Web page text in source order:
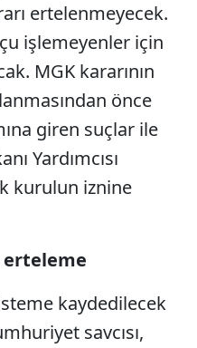
ertelenmeyecek.
işlemeyenler için
MGK kararının
önce
giren suçlar ile
Yardımcısı
kurulun iznine
kaydedilecek
savcısı,